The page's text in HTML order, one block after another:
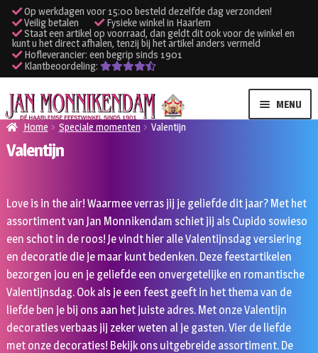
Op werkdagen voor 15:00 besteld dezelfde dag verzonden!
Veilig betalen
Fysieke winkel in Haarlem
Staat een artikel op voorraad, dan geldt dit ook voor de winkel en
kunt u het direct afhalen, tenzij bij het artikel anders vermeld
Hofleverancier: een begrip sinds 1901
Klantbeoordeling:
Ga
door
naar
navigatie
Ga
naar
de
inhoud
MENU
Verhuur kleding
Onze winkel
Klantenservice
Inloggen
Home Speciale momenten Valentijn
Valentijn
Love is in the air! Waarmee verras jij je geliefde dit jaar? Met het
assortiment van Jan Monnikendam schiet jij als Cupido sowieso
een schot in de roos! Je vindt hier alle Valentijnsdag versiering
en decoratie die je maar kunt bedenken. Deze feestartikelen
bezorgen jou en je geliefde een onvergetelijke en romantische
Valentijnsdag. Ook als je een feest geeft in het thema van de
liefde ben je bij ons aan het juiste adres. Met onze Valentijn
decoraties verbaas jij zeker weten al je gasten. Vier de liefde
met onze decoraties! Bekijk ons uitgebreide assortiment. De